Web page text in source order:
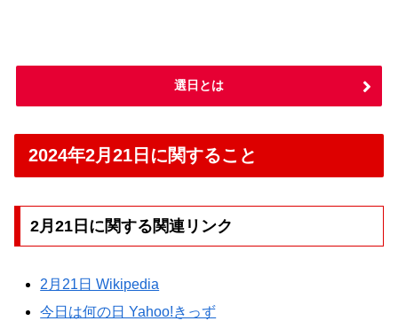
選日とは
2024年2月21日に関すること
2月21日に関する関連リンク
2月21日 Wikipedia
今日は何の日 Yahoo!きっず